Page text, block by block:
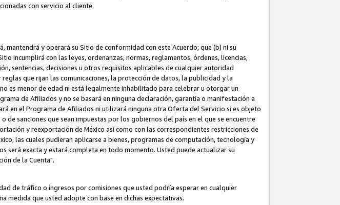
con servicio al cliente.
y operará su Sitio de conformidad con este Acuerdo; que (b) ni su
incumplirá con las leyes, ordenanzas, normas, reglamentos, órdenes, licencias,
sentencias, decisiones u otros requisitos aplicables de cualquier autoridad
que rijan las comunicaciones, la protección de datos, la publicidad y la
es menor de edad ni está legalmente inhabilitado para celebrar u otorgar un
de Afiliados y no se basará en ninguna declaración, garantía o manifestación a
en el Programa de Afiliados ni utilizará ninguna otra Oferta del Servicio si es objeto
de sanciones que sean impuestas por los gobiernos del país en el que se encuentre
y reexportación de México así como con las correspondientes restricciones de
las cuales pudieran aplicarse a bienes, programas de computación, tecnología y
será exacta y estará completa en todo momento. Usted puede actualizar su
de la Cuenta".
de tráfico o ingresos por comisiones que usted podría esperar en cualquier
medida que usted adopte con base en dichas expectativas.